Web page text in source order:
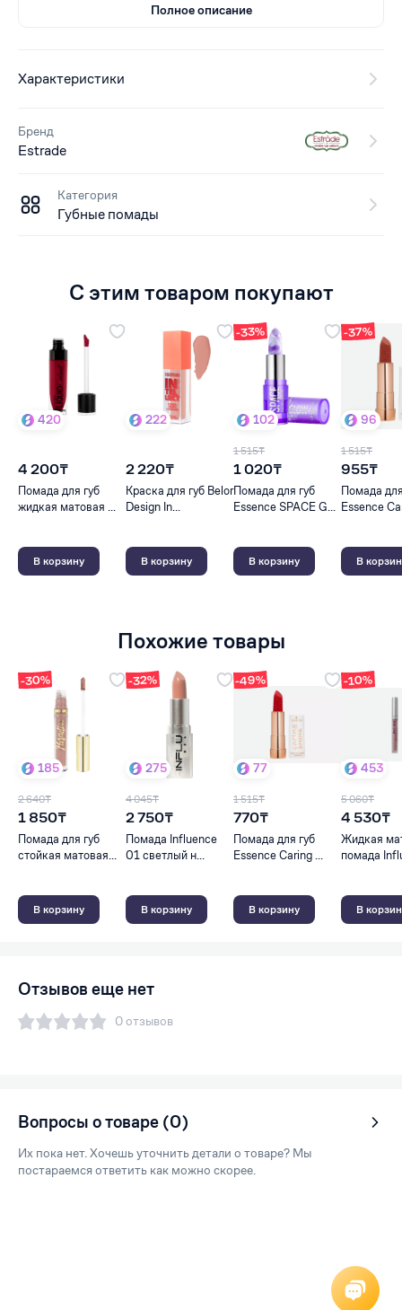
Полное описание
Характеристики
Бренд
Estrade
Категория
Губные помады
С этим товаром покупают
420
4 200₸
Помада для губ
жидкая матовая ...
В корзину
222
2 220₸
Краска для губ Belor
Design In...
В корзину
-33%
102
1 515₸
1 020₸
Помада для губ
Essence SPACE G...
В корзину
-37%
96
1 515₸
955₸
Помада
Essence
В
Похожие товары
-30%
185
2 640₸
1 850₸
Помада для губ
стойкая матовая...
В корзину
-32%
275
4 045₸
2 750₸
Помада Influence
01 светлый н...
В корзину
-49%
77
1 515₸
770₸
Помада для губ
Essence Caring ...
В корзину
-10%
453
5 060₸
4 530₸
Жидкая
помада
В
Отзывов еще нет
0 отзывов
Вопросы о товаре (0)
Их пока нет. Хочешь уточнить детали о товаре? Мы
постараемся ответить как можно скорее.